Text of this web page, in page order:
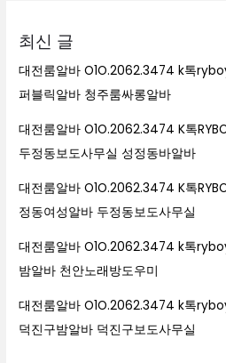
최신 글
대전룸알바 O1O.2062.3474 k톡
퍼블릭알바 청주룸싸롱알바
대전룸알바 O1O.2062.3474 K톡
두정동보도사무실 성정동바알바
대전룸알바 O1O.2062.3474 K톡
정동여성알바 두정동보도사무실
대전룸알바 O1O.2062.3474 k톡
밤알바 천안노래방도우미
대전룸알바 O1O.2062.3474 k톡
덕진구밤알바 덕진구보도사무실